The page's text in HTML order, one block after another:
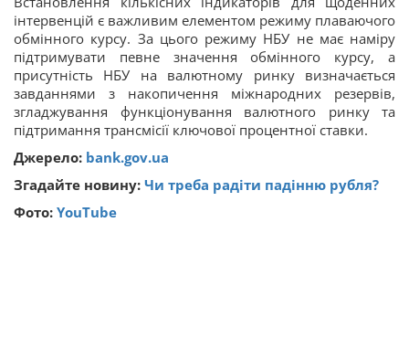
інтервенцій є важливим елементом режиму плаваючого
обмінного курсу. За цього режиму НБУ не має наміру
підтримувати певне значення обмінного курсу, а
присутність НБУ на валютному ринку визначається
завданнями з накопичення міжнародних резервів,
згладжування функціонування валютного ринку та
підтримання трансмісії ключової процентної ставки.
Джерело: bank.gov.ua
Згадайте новину: Чи треба радіти падінню рубля?
Фото: YouTube